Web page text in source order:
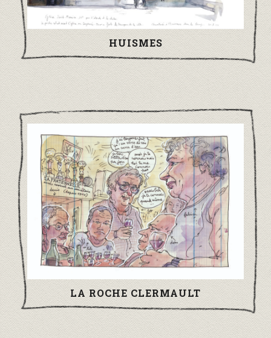
HUISMES
LA ROCHE CLERMAULT